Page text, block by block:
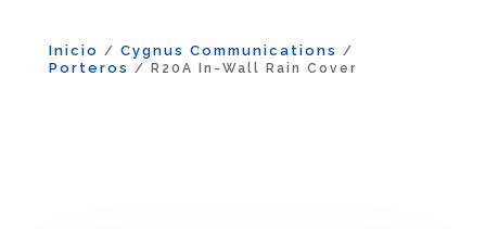
Inicio / Cygnus Communications /
Porteros / R20A In-Wall Rain Cover